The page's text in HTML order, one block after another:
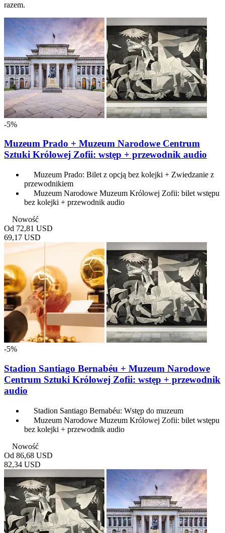
razem.
-5%
Muzeum Prado + Muzeum Narodowe Centrum
Sztuki Królowej Zofii: wstęp + przewodnik audio
Muzeum Prado: Bilet z opcją bez kolejki + Zwiedzanie z
przewodnikiem
Muzeum Narodowe Muzeum Królowej Zofii: bilet wstępu
bez kolejki + przewodnik audio
Nowość
Od 72,81 USD
69,17 USD
-5%
Stadion Santiago Bernabéu + Muzeum Narodowe
Centrum Sztuki Królowej Zofii: wstęp + przewodnik
audio
Stadion Santiago Bernabéu: Wstęp do muzeum
Muzeum Narodowe Muzeum Królowej Zofii: bilet wstępu
bez kolejki + przewodnik audio
Nowość
Od 86,68 USD
82,34 USD